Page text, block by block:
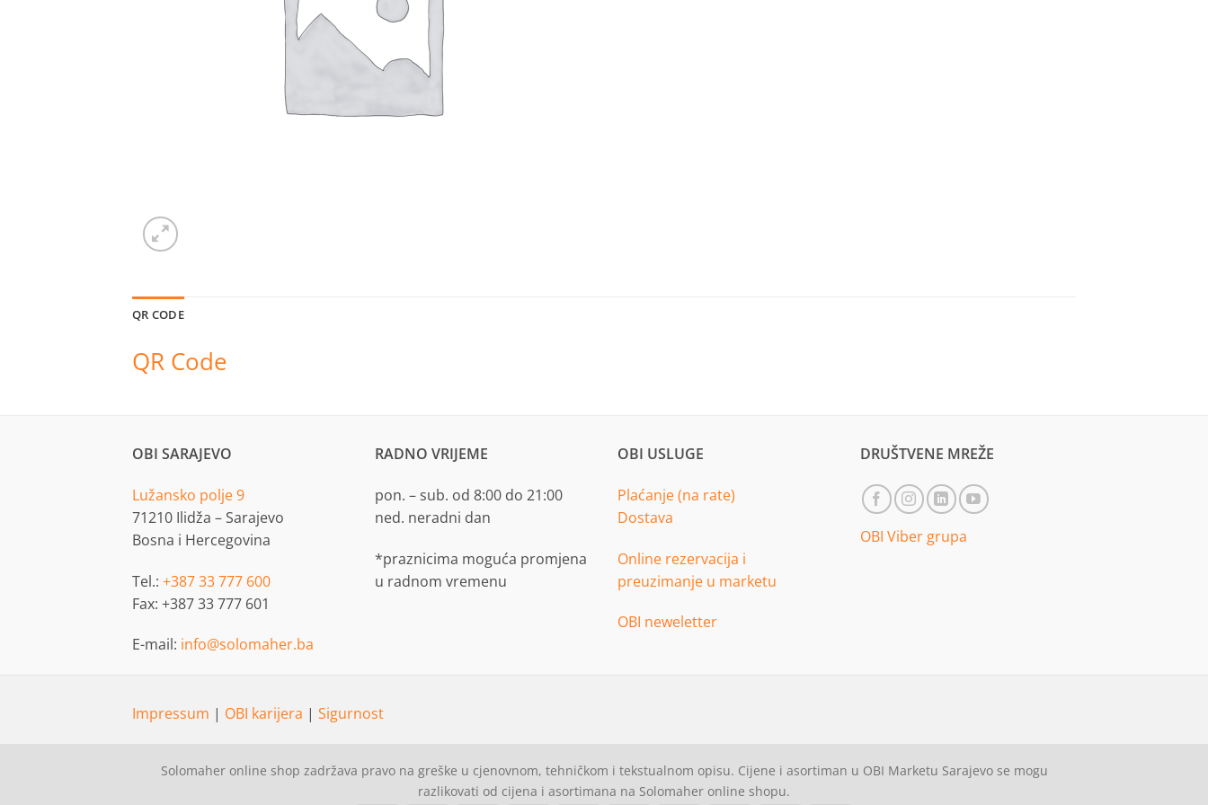
QR CODE
QR Code
OBI SARAJEVO
Lužansko polje 9
71210 Ilidža – Sarajevo
Bosna i Hercegovina
Tel.: +387 33 777 600
Fax: +387 33 777 601
E-mail: info@solomaher.ba
RADNO VRIJEME
pon. – sub. od 8:00 do 21:00
ned. neradni dan
*praznicima moguća promjena
u radnom vremenu
OBI USLUGE
Plaćanje (na rate)
Dostava
Online rezervacija i
preuzimanje u marketu
OBI neweletter
DRUŠTVENE MREŽE
OBI Viber grupa
Impressum | OBI karijera | Sigurnost
Solomaher online shop zadržava pravo na greške u cjenovnom, tehničkom i tekstualnom opisu. Cijene i asortiman u OBI Marketu Sarajevo se mogu
razlikovati od cijena i asortimana na Solomaher online shopu.